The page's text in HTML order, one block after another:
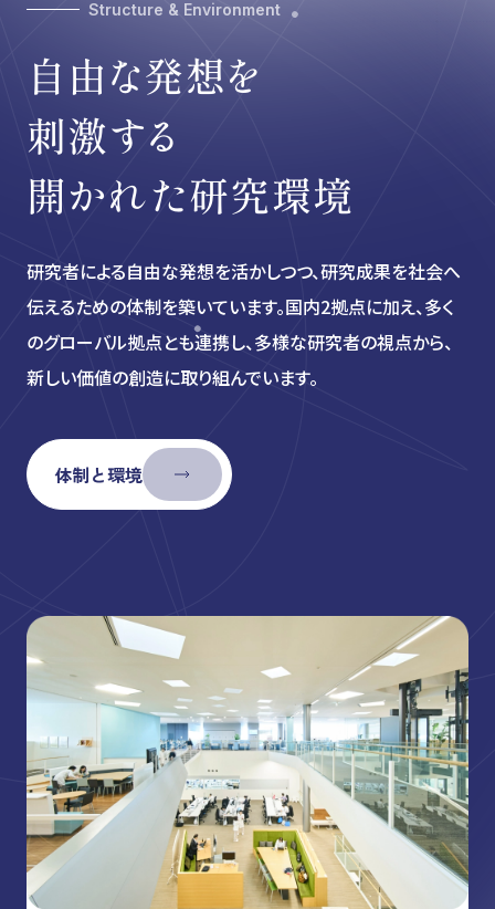
Structure & Environment
自由な発想を
刺激する
開かれた研究環境
研究者による自由な発想を活かしつつ、研究成果を社会へ
伝えるための体制を築いています。国内2拠点に加え、多く
のグローバル拠点とも連携し、多様な研究者の視点から、
新しい価値の創造に取り組んでいます。
体制と環境